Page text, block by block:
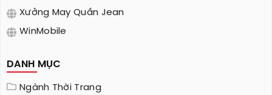
Xưởng May Quần Jean
WinMobile
DANH MỤC
Ngành Thời Trang